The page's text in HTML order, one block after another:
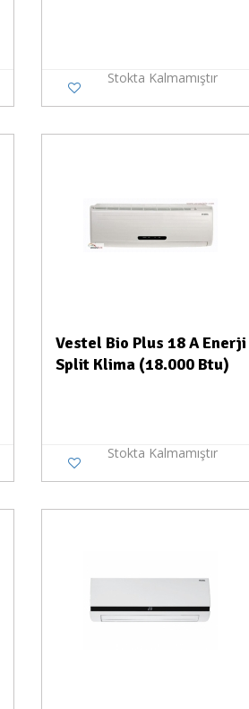
Stokta Kalmamıştır
Vestel Bio Plus 18 A Enerji
Split Klima (18.000 Btu)
Stokta Kalmamıştır